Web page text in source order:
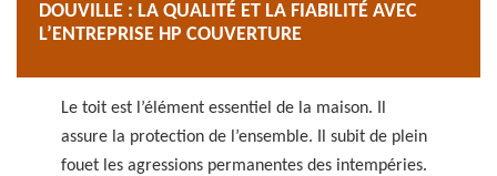
DOUVILLE : LA QUALITÉ ET LA FIABILITÉ AVEC
L’ENTREPRISE HP COUVERTURE
Le toit est l’élément essentiel de la maison. Il
assure la protection de l’ensemble. Il subit de plein
fouet les agressions permanentes des intempéries.